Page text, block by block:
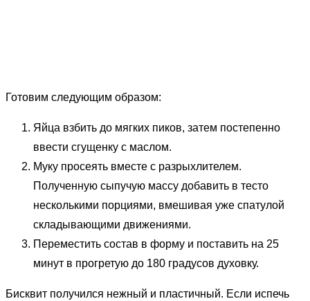
Готовим следующим образом:
Яйца взбить до мягких пиков, затем постепенно
ввести сгущенку с маслом.
Муку просеять вместе с разрыхлителем.
Полученную сыпучую массу добавить в тесто
несколькими порциями, вмешивая уже спатулой
складывающими движениями.
Переместить состав в форму и поставить на 25
минут в прогретую до 180 градусов духовку.
Бисквит получился нежный и пластичный. Если испечь